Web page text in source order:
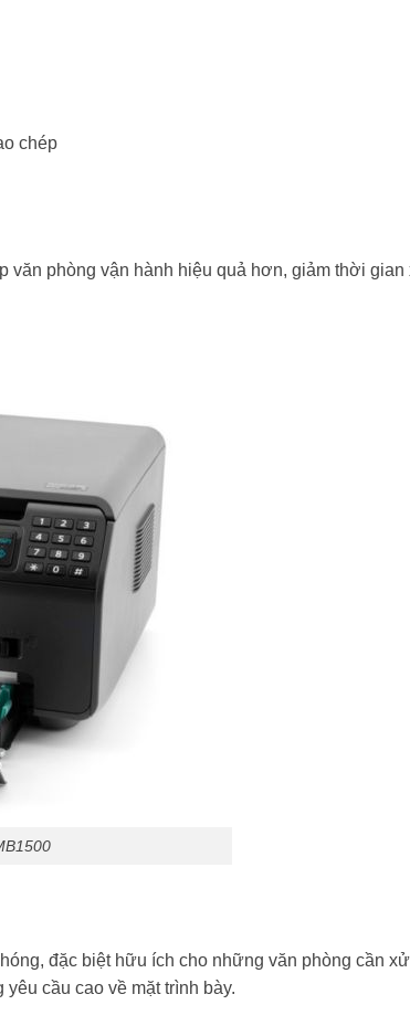
chép
phòng vận hành hiệu quả hơn, giảm thời
đặc biệt hữu ích cho những văn phòng cần
cầu cao về mặt trình bày.